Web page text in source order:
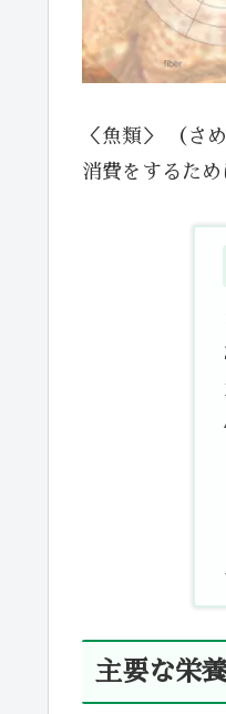
＜魚類＞ （さ
消費をするた
主要な栄